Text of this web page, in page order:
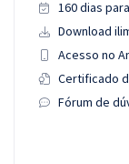
160 dias
Download
Acesso no
Certificado
Fórum de